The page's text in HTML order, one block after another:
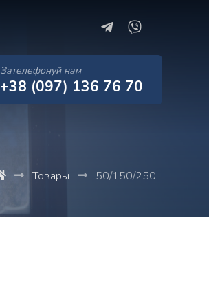
Зателефонуй нам
+38 (097) 136 76 70
Товары 50/150/250